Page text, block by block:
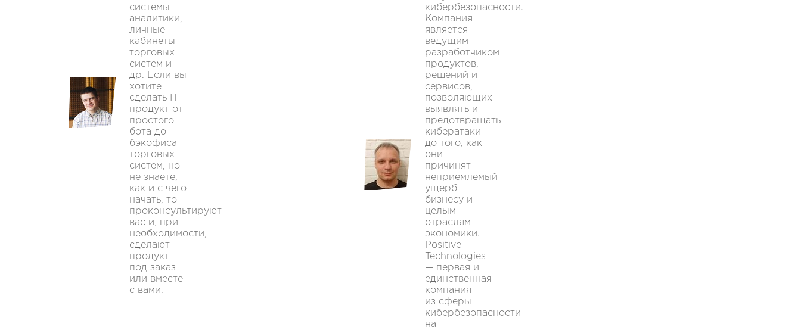
системы
аналитики,
личные
кабинеты
торговых
систем и
др. Если вы
хотите
сделать IT-
продукт от
простого
бота до
бэкофиса
торговых
систем, но
не знаете,
как и с чего
начать, то
проконсультируют
вас и, при
необходимости,
сделают
продукт
под заказ
или вместе
с вами.
кибербезопасности.
Компания
является
ведущим
разработчиком
продуктов,
решений и
сервисов,
позволяющих
выявлять и
предотвращать
кибератаки
до того, как
они
причинят
неприемлемый
ущерб
бизнесу и
целым
отраслям
экономики.
Positive
Technologies
— первая и
единственная
компания
из сферы
кибербезопасности
на